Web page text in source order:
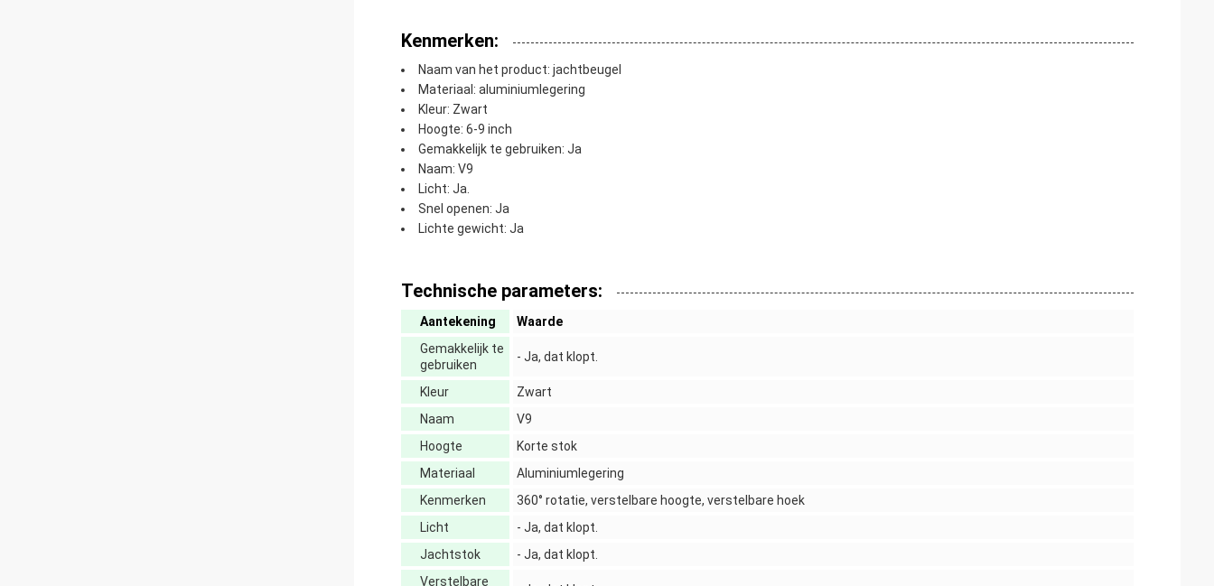
Kenmerken:
Naam van het product: jachtbeugel
Materiaal: aluminiumlegering
Kleur: Zwart
Hoogte: 6-9 inch
Gemakkelijk te gebruiken: Ja
Naam: V9
Licht: Ja.
Snel openen: Ja
Lichte gewicht: Ja
Technische parameters:
Aantekening
Waarde
Gemakkelijk te
gebruiken
- Ja, dat klopt.
Kleur
Zwart
Naam
V9
Hoogte
Korte stok
Materiaal
Aluminiumlegering
Kenmerken
360° rotatie, verstelbare hoogte, verstelbare hoek
Licht
- Ja, dat klopt.
Jachtstok
- Ja, dat klopt.
Verstelbare